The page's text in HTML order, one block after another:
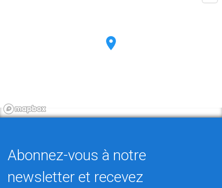
Abonnez-vous à notre
newsletter et recevez